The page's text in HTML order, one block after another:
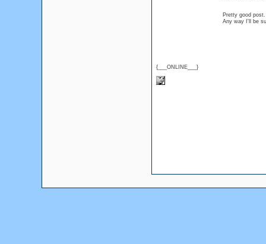
{___ONLINE___}
Pretty good
Any way I'll be